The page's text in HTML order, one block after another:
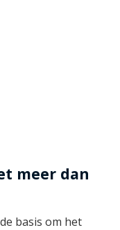
meer dan
basis om het